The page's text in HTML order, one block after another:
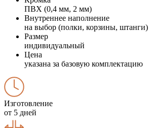
ПВХ (0,4 мм, 2 мм)
Внутреннее наполнение
на выбор (полки, корзины, штанги)
Размер
индивидуальный
Цена
указана за базовую комплектацию
Изготовление
от 5 дней